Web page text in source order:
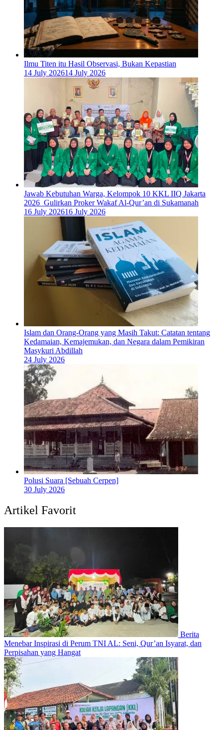
Ilmu Titen itu Hasil Observasi, Bukan Kepastian
14 July 202614 July 2026
Jawab Kebutuhan Warga, Kelompok 10 KKL IIQ Jakarta
2026 Gulirkan Proker Wakaf Al-Qur’an di Sukamanah
16 July 202616 July 2026
Islam dan Orang-Orang yang Masih Takut: Catatan tentang
Kedamaian, Kemajemukan, dan Negara dalam Pemikiran
Masykuri Abdillah
24 July 2026
Polusi Suara [Sebuah Cerpen]
30 July 2026
Artikel Favorit
Berita
Menebar Inspirasi di Perum TNI AL: Seni, Qur’an Isyarat, dan
Perpisahan yang Hangat